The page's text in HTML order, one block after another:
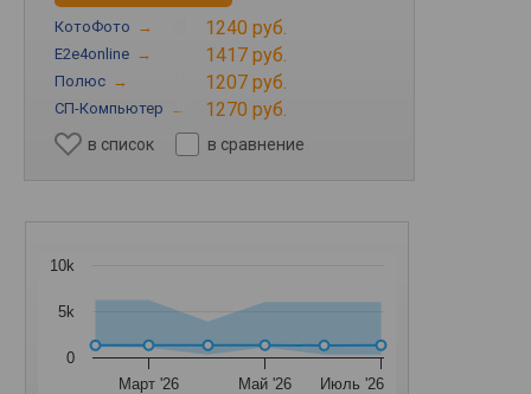
КотоФото → 1240 руб.
E2e4online → 1417 руб.
Полюс → 1207 руб.
СП-Компьютер → 1270 руб.
в список в сравнение
Март '26 Май '26 Июль '26
0
5k
10k